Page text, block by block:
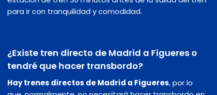
para ir con tranquilidad y comodidad.
¿Existe tren directo de Madrid a Figueres o
tendré que hacer transbordo?
Hay trenes directos de Madrid a Figueres, por lo